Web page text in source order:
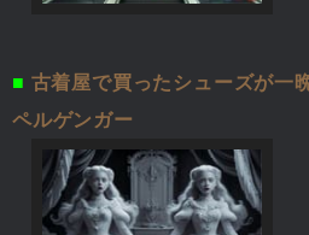
■ 古着屋で買ったシューズが一
ペルゲンガー